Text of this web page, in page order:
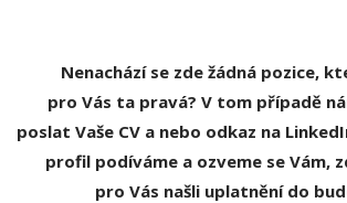
Nenachází se zde žádná pozice,
pro Vás ta pravá? V tom případě
poslat Vaše CV a nebo odkaz na
profil podíváme a ozveme se Vám,
pro Vás našli uplatnění do